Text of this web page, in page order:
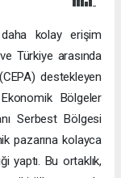
daha kolay erişim
Türkiye arasında
destekleyen
Bölgeler
Serbest Bölgesi
pazarına kolayca
yaptı. Bu ortaklık,